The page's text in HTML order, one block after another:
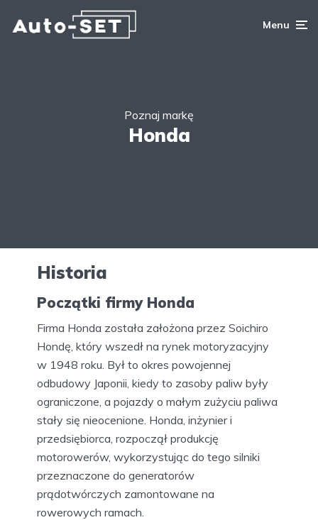
Menu
Poznaj markę
Honda
Historia
Początki firmy Honda
Firma Honda została założona przez Soichiro
Hondę, który wszedł na rynek motoryzacyjny
w 1948 roku. Był to okres powojennej
odbudowy Japonii, kiedy to zasoby paliw były
ograniczone, a pojazdy o małym zużyciu paliwa
stały się nieocenione. Honda, inżynier i
przedsiębiorca, rozpoczął produkcję
motorowerów, wykorzystując do tego silniki
przeznaczone do generatorów
prądotwórczych zamontowane na
rowerowych ramach.